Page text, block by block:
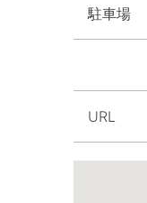
駐車場
URL